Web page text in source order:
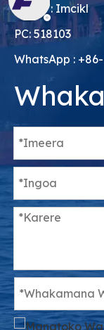
Skype : Imcikl
PC: 518103
WhatsApp :